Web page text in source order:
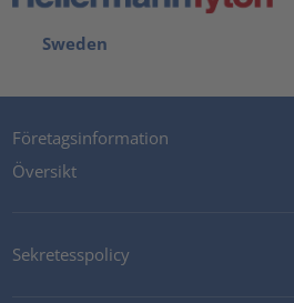
Sweden
Företagsinformation
Översikt
Sekretesspolicy